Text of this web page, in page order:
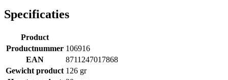
Specificaties
Product
Productnummer 106916
EAN
8711247017868
Gewicht product 126 gr